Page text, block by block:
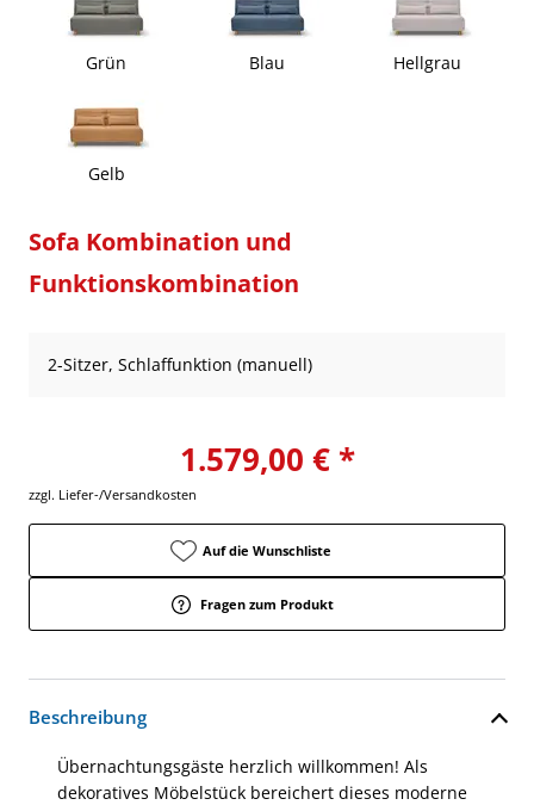
Grün Blau Hellgrau
Gelb
Sofa Kombination und
Funktionskombination
2-Sitzer, Schlaffunktion (manuell)
1.579,00 € *
zzgl. Liefer-/Versandkosten
Auf die Wunschliste
Fragen zum Produkt
Beschreibung
Übernachtungsgäste herzlich willkommen! Als
dekoratives Möbelstück bereichert dieses moderne